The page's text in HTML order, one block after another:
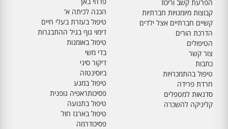
הפרעת קשב וריכוז
קבוצות מיומנויות חברתיות
קשיים חברתיים אצל ילדים
הדרכת הורים
הטיפולים
צור קשר
כתבות
טיפול בהתמכרויות
חרדת פרידה
סדנאות למטפלים
קליניקה להשכרה
הכנה לכיתה א'
טיפול בעזרת בעלי חיים
דימוי גוף בגיל ההתבגרות
טיפול באומנות
בדי משי
דיקור סיני
ביוסינטזה
טיפול במגע
פסיכותראפיה גופנית
טיפול בתנועה
טיפול בארגז חול
פסיכודרמה